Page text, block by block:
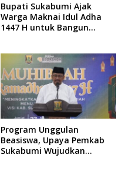
Bupati Sukabumi Ajak
Warga Maknai Idul Adha
1447 H untuk Bangun
Program Unggulan
Beasiswa, Upaya Pemkab
Sukabumi Wujudkan